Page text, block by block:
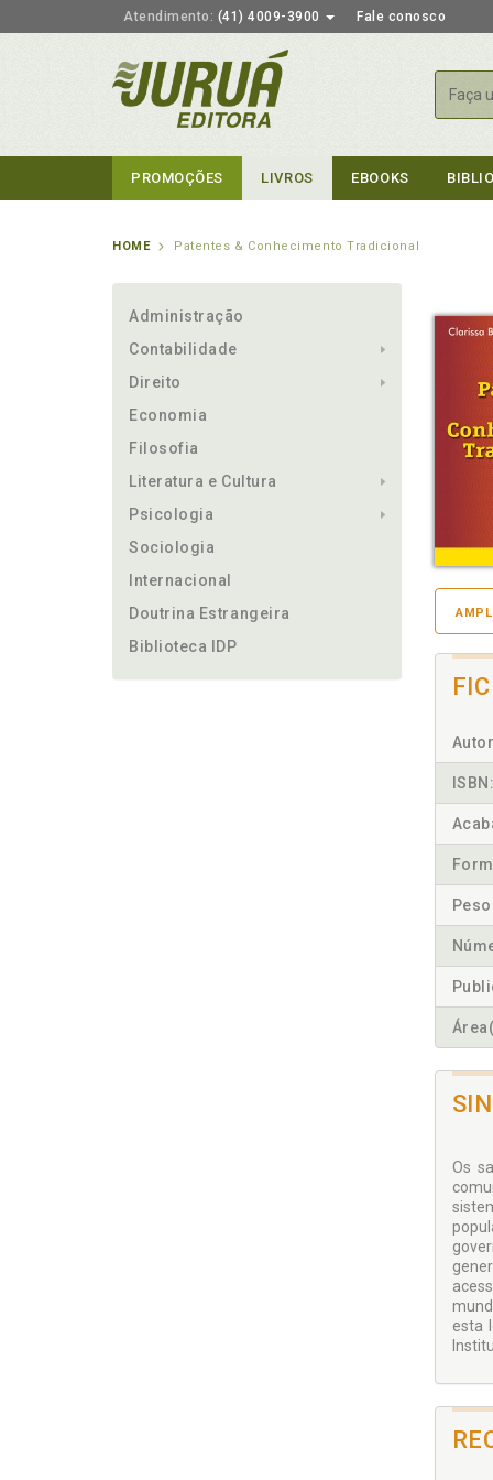
Atendimento: (41) 4009-3900 Fale conosco
PROMOÇÕES LIVROS EBOOKS
HOME Patentes & Conhecimento Tradicional
Administração
Contabilidade
Direito
Economia
Filosofia
Literatura e Cultura
Psicologia
Sociologia
Internacional
Doutrina Estrangeira
Biblioteca IDP
ISBN:
Os
esta